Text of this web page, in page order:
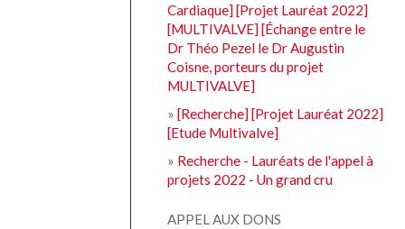
Cardiaque] [Projet Lauréat 2022]
[MULTIVALVE] [Échange entre le
Dr Théo Pezel le Dr Augustin
Coisne, porteurs du projet
MULTIVALVE]
»[Recherche] [Projet Lauréat 2022]
[Etude Multivalve]
» Recherche - Lauréats de l'appel à
projets 2022 - Un grand cru
APPEL AUX DONS